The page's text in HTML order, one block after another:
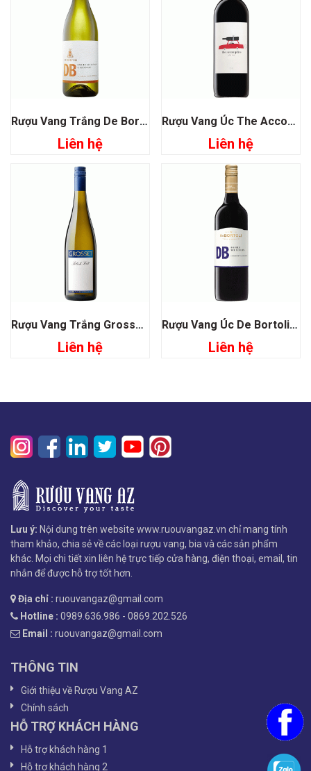
Rượu Vang Trắng De Bortoli DB Family Selection Chardonnay
Liên hệ
Rượu Vang Úc The Accomplice Shiraz
Liên hệ
Rượu Vang Trắng Grosset Polish Hill Riesling
Liên hệ
Rượu Vang Úc De Bortoli DB Selection Cabernet Sauvignon
Liên hệ
Lưu ý: Nội dung trên website www.ruouvangaz.vn chỉ mang tính
tham khảo, chia sẻ về các loại rượu vang, bia và các sản phẩm
khác. Mọi chi tiết xin liên hệ trực tiếp cửa hàng, điện thoại, email, tin
nhắn để được hỗ trợ tốt hơn.
Địa chỉ : ruouvangaz@gmail.com
Hotline : 0989.636.986 - 0869.202.526
Email : ruouvangaz@gmail.com
THÔNG TIN
Giới thiệu về Rượu Vang AZ
Chính sách
HỖ TRỢ KHÁCH HÀNG
Hỗ trợ khách hàng 1
Hỗ trợ khách hàng 2